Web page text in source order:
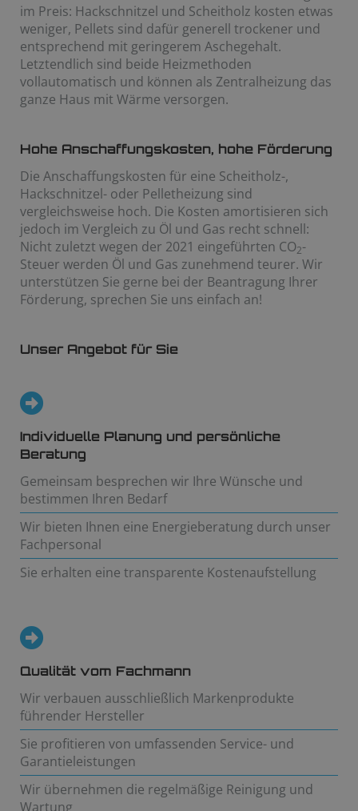
im Preis: Hackschnitzel und Scheitholz kosten etwas
weniger, Pellets sind dafür generell trockener und
entsprechend mit geringerem Aschegehalt.
Letztendlich sind beide Heizmethoden
vollautomatisch und können als Zentralheizung das
ganze Haus mit Wärme versorgen.
Hohe Anschaffungskosten, hohe Förderung
Die Anschaffungskosten für eine Scheitholz-,
Hackschnitzel- oder Pelletheizung sind
vergleichsweise hoch. Die Kosten amortisieren sich
jedoch im Vergleich zu Öl und Gas recht schnell:
Nicht zuletzt wegen der 2021 eingeführten CO2-
Steuer werden Öl und Gas zunehmend teurer. Wir
unterstützen Sie gerne bei der Beantragung Ihrer
Förderung, sprechen Sie uns einfach an!
Unser Angebot für Sie
Individuelle Planung und persönliche
Beratung
Gemeinsam besprechen wir Ihre Wünsche und
bestimmen Ihren Bedarf
Wir bieten Ihnen eine Energieberatung durch unser
Fachpersonal
Sie erhalten eine transparente Kostenaufstellung
Qualität vom Fachmann
Wir verbauen ausschließlich Markenprodukte
führender Hersteller
Sie profitieren von umfassenden Service- und
Garantieleistungen
Wir übernehmen die regelmäßige Reinigung und
Wartung